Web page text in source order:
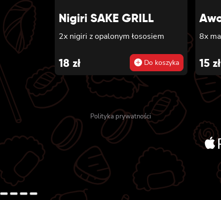
w
sałatą 6x futomaki z pieczonym
sałatą
Nigiri SAKE GRILL
2x nigiri z opalonym łososiem
18 zł Do koszyka
8x
15 zł
Polityka prywatności